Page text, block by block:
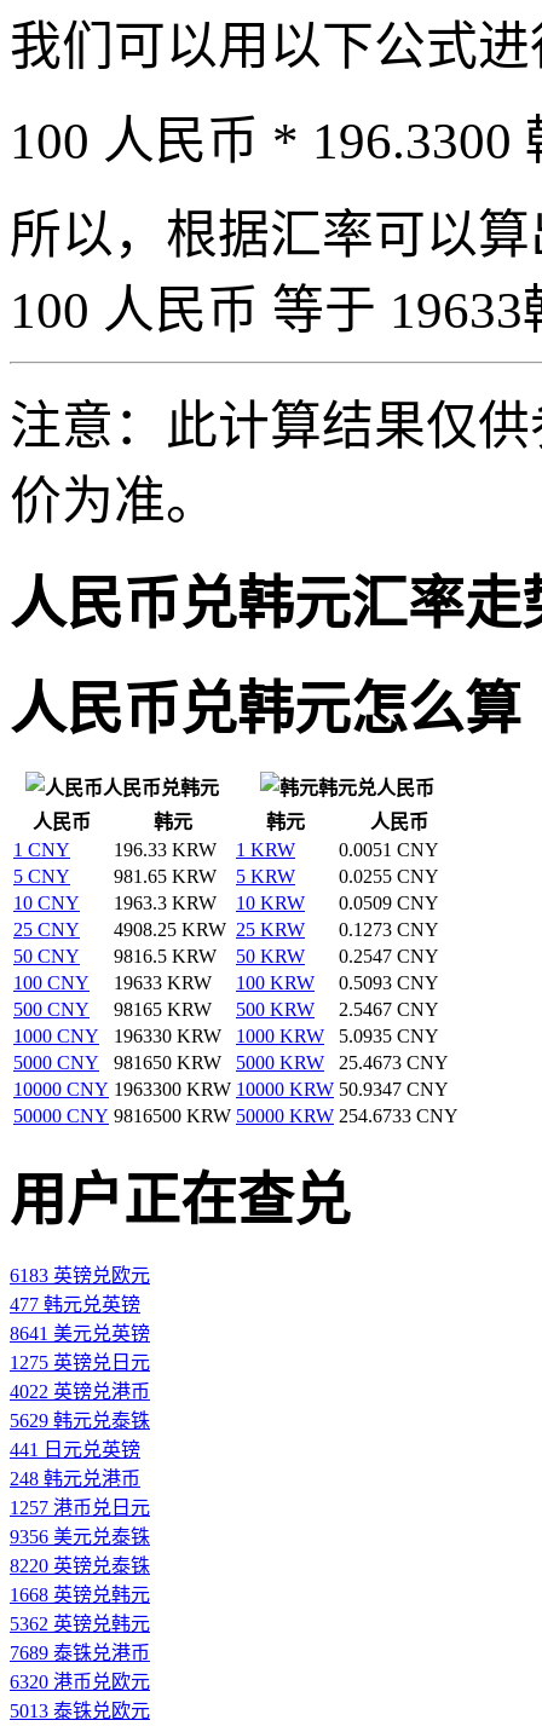
我们可以用以下公式
100 人民币 * 196.3300
所以，根据汇率可以
100 人民币 等于
注意：此计算结果仅
价为准。
人民币兑韩元汇率走
人民币兑韩元怎么算
人民币兑韩元
韩元兑人民币
人民币
韩元 韩元
人民币
1 CNY
196.33 KRW 1 KRW
0.0051 CNY
5 CNY
981.65 KRW 5 KRW
0.0255 CNY
10 CNY
1963.3 KRW 10 KRW
0.0509 CNY
25 CNY
4908.25 KRW 25 KRW
0.1273 CNY
50 CNY
9816.5 KRW 50 KRW
0.2547 CNY
100 CNY
19633 KRW 100 KRW
0.5093 CNY
500 CNY
98165 KRW 500 KRW
2.5467 CNY
1000 CNY
196330 KRW 1000 KRW
5.0935 CNY
5000 CNY
981650 KRW 5000 KRW
25.4673 CNY
10000 CNY 1963300 KRW 10000 KRW 50.9347 CNY
50000 CNY 9816500 KRW 50000 KRW 254.6733 CNY
用户正在查兑
6183 英镑兑欧元
477 韩元兑英镑
8641 美元兑英镑
1275 英镑兑日元
4022 英镑兑港币
5629 韩元兑泰铢
441 日元兑英镑
248 韩元兑港币
1257 港币兑日元
9356 美元兑泰铢
8220 英镑兑泰铢
1668 英镑兑韩元
5362 英镑兑韩元
7689 泰铢兑港币
6320 港币兑欧元
5013 泰铢兑欧元